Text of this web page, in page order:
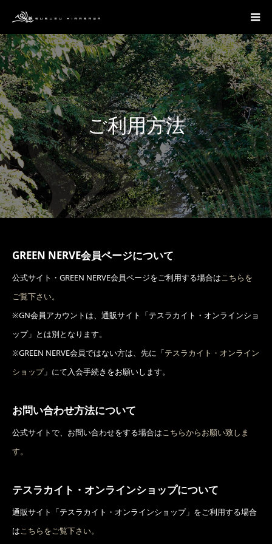
ご利用方法
GREEN NERVE会員ページについて
公式サイト・GREEN NERVE会員ページをご利用する場合はこちらを
ご覧下さい。
※GN会員アカウントは、通販サイト「テスラカイト・オンラインショ
ップ」とは別となります。
※GREEN NERVE会員ではない方は、先に「テスラカイト・オンライン
ショップ」にて入会手続きをお願いします。
お問い合わせ方法について
公式サイトで、お問い合わせをする場合はこちらからお願い致しま
す。
テスラカイト・オンラインショップについて
通販サイト「テスラカイト・オンラインショップ」をご利用する場合
はこちらをご覧下さい。